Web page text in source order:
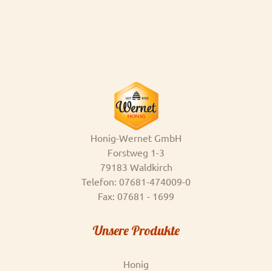
Honig-Wernet GmbH
Forstweg 1-3
79183 Waldkirch
Telefon: 07681-474009-0
Fax: 07681 - 1699
Unsere Produkte
Honig